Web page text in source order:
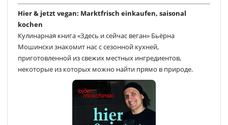
Hier & jetzt vegan: Marktfrisch einkaufen, saisonal
kochen
Кулинарная книга «Здесь и сейчас веган» Бьёрна
Мошински знакомит нас с сезонной кухней,
приготовленной из свежих местных ингредиентов,
некоторые из которых можно найти прямо в природе.